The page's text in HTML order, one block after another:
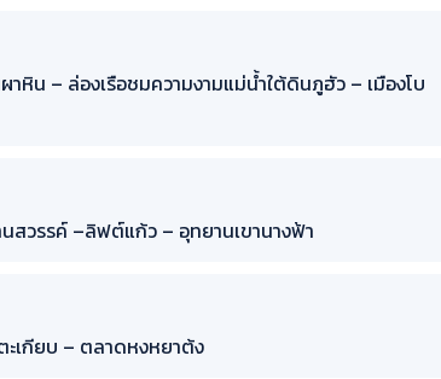
หิน – ล่องเรือชมความงามแม่น้ำใต้ดินภูฮัว – เมืองโบ
สวรรค์ –ลิฟต์แก้ว – อุทยานเขานางฟ้า
ะเกียบ – ตลาดหงหยาต้ง